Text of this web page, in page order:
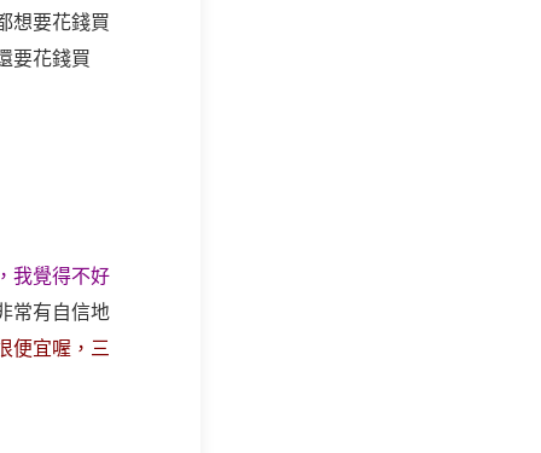
想要花錢買
要花錢買
我覺得不好
常有自信地
便宜喔，三